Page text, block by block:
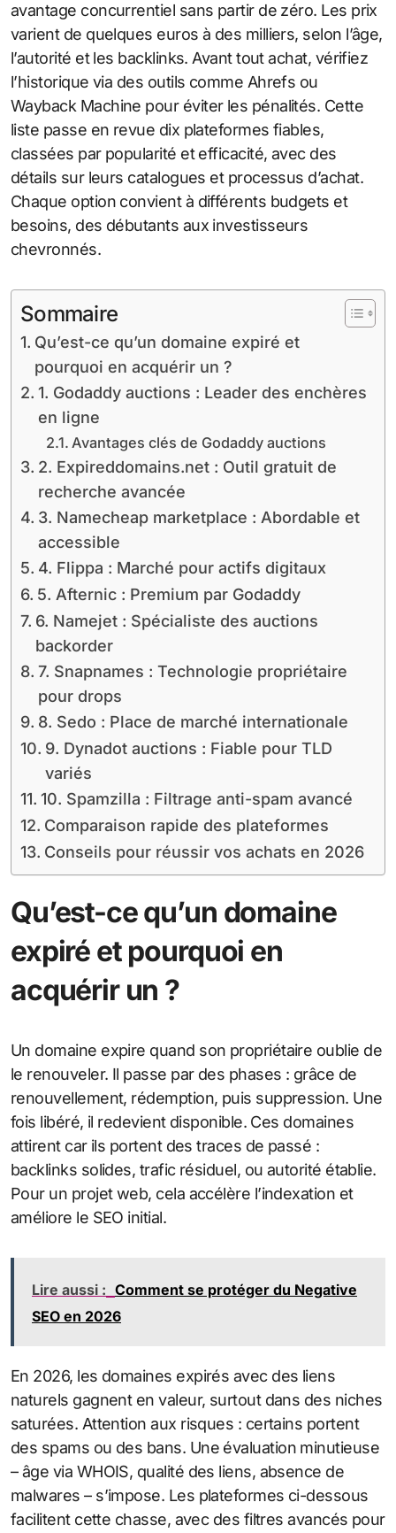
avantage concurrentiel sans partir de zéro. Les prix
varient de quelques euros à des milliers, selon l’âge,
l’autorité et les backlinks. Avant tout achat, vérifiez
l’historique via des outils comme Ahrefs ou
Wayback Machine pour éviter les pénalités. Cette
liste passe en revue dix plateformes fiables,
classées par popularité et efficacité, avec des
détails sur leurs catalogues et processus d’achat.
Chaque option convient à différents budgets et
besoins, des débutants aux investisseurs
chevronnés.
Sommaire
Qu’est-ce qu’un domaine expiré et
pourquoi en acquérir un ?
1. Godaddy auctions : Leader des enchères
en ligne
Avantages clés de Godaddy auctions
2. Expireddomains.net : Outil gratuit de
recherche avancée
3. Namecheap marketplace : Abordable et
accessible
4. Flippa : Marché pour actifs digitaux
5. Afternic : Premium par Godaddy
6. Namejet : Spécialiste des auctions
backorder
7. Snapnames : Technologie propriétaire
pour drops
8. Sedo : Place de marché internationale
9. Dynadot auctions : Fiable pour TLD
variés
10. Spamzilla : Filtrage anti-spam avancé
Comparaison rapide des plateformes
Conseils pour réussir vos achats en 2026
Qu’est-ce qu’un domaine
expiré et pourquoi en
acquérir un ?
Un domaine expire quand son propriétaire oublie de
le renouveler. Il passe par des phases : grâce de
renouvellement, rédemption, puis suppression. Une
fois libéré, il redevient disponible. Ces domaines
attirent car ils portent des traces de passé :
backlinks solides, trafic résiduel, ou autorité établie.
Pour un projet web, cela accélère l’indexation et
améliore le SEO initial.
Lire aussi : Comment se protéger du Negative
SEO en 2026
En 2026, les domaines expirés avec des liens
naturels gagnent en valeur, surtout dans des niches
saturées. Attention aux risques : certains portent
des spams ou des bans. Une évaluation minutieuse
– âge via WHOIS, qualité des liens, absence de
malwares – s’impose. Les plateformes ci-dessous
facilitent cette chasse, avec des filtres avancés pour